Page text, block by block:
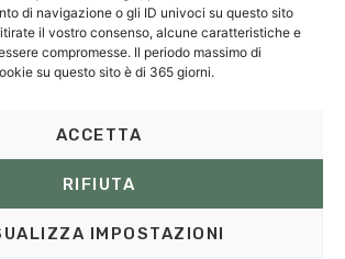
di navigazione o gli ID univoci su questo sito
il vostro consenso, alcune caratteristiche e
compromesse. Il periodo massimo di
su questo sito è di 365 giorni.
ACCETTA
RIFIUTA
IMPOSTAZIONI